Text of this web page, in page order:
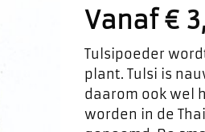
Vanaf€
Tulsipoeder
plant. Tulsi is
daarom ook wel
worden in de